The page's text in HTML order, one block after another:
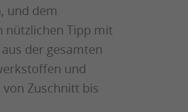
und dem
nützlichen Tipp mit
der gesamten
und
Zuschnitt bis